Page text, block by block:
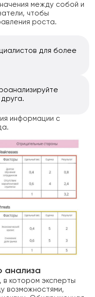
между собой и
чтобы
роста.
для более
информации с
анализа
в котором эксперты
возможностями,